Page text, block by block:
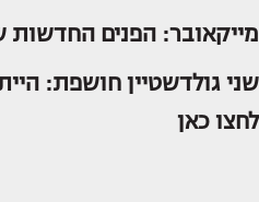
מייקאובר: הפנים החדשות
שני גולדשטיין חושפת:
לחצו כאן